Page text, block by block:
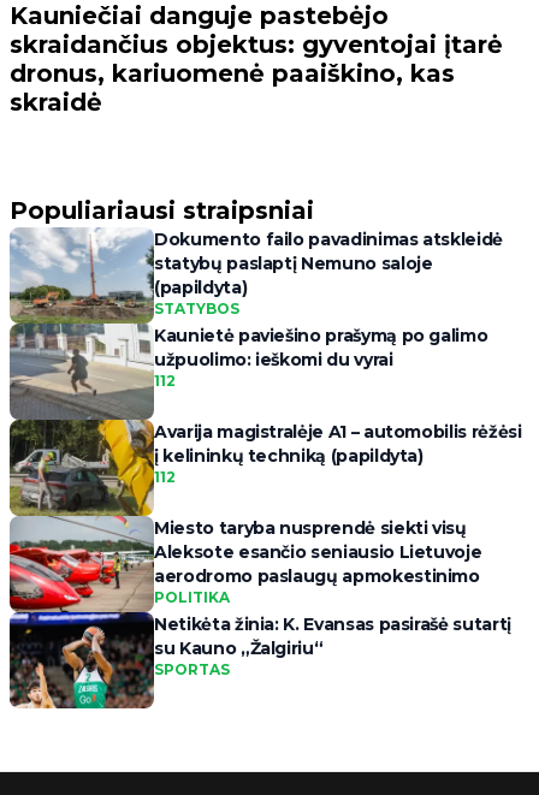
Kauniečiai danguje pastebėjo
skraidančius objektus: gyventojai įtarė
dronus, kariuomenė paaiškino, kas
skraidė
Populiariausi straipsniai
Dokumento failo pavadinimas atskleidė
statybų paslaptį Nemuno saloje
(papildyta)
STATYBOS
Kaunietė paviešino prašymą po galimo
užpuolimo: ieškomi du vyrai
112
Avarija magistralėje A1 – automobilis rėžėsi
į kelininkų techniką (papildyta)
112
Miesto taryba nusprendė siekti visų
Aleksote esančio seniausio Lietuvoje
aerodromo paslaugų apmokestinimo
POLITIKA
Netikėta žinia: K. Evansas pasirašė sutartį
su Kauno „Žalgiriu“
SPORTAS